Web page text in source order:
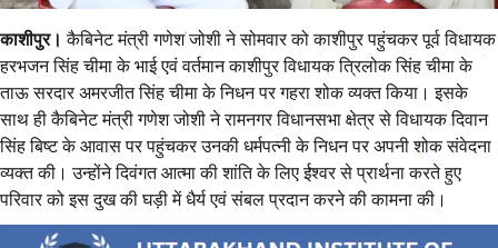
काशीपुर। कैबिनेट मंत्री गणेश जोशी ने सोमवार को काशीपुर पहुंचकर पूर्व विधायक
हरभजन सिंह चीमा के भाई एवं वर्तमान काशीपुर विधायक त्रिलोक सिंह चीमा के
ताऊ सरदार अमरजीत सिंह चीमा के निधन पर गहरा शोक व्यक्त किया। इसके
साथ ही कैबिनेट मंत्री गणेश जोशी ने रामनगर विधानसभा क्षेत्र से विधायक दिवान
सिंह बिष्ट के आवास पर पहुंचकर उनकी धर्मपत्नी के निधन पर अपनी शोक संवेदना
व्यक्त की। उन्होंने दिवंगत आत्मा की शांति के लिए ईश्वर से प्रार्थना करते हुए
परिवार को इस दुख की घड़ी में धैर्य एवं संबल प्रदान करने की कामना की।